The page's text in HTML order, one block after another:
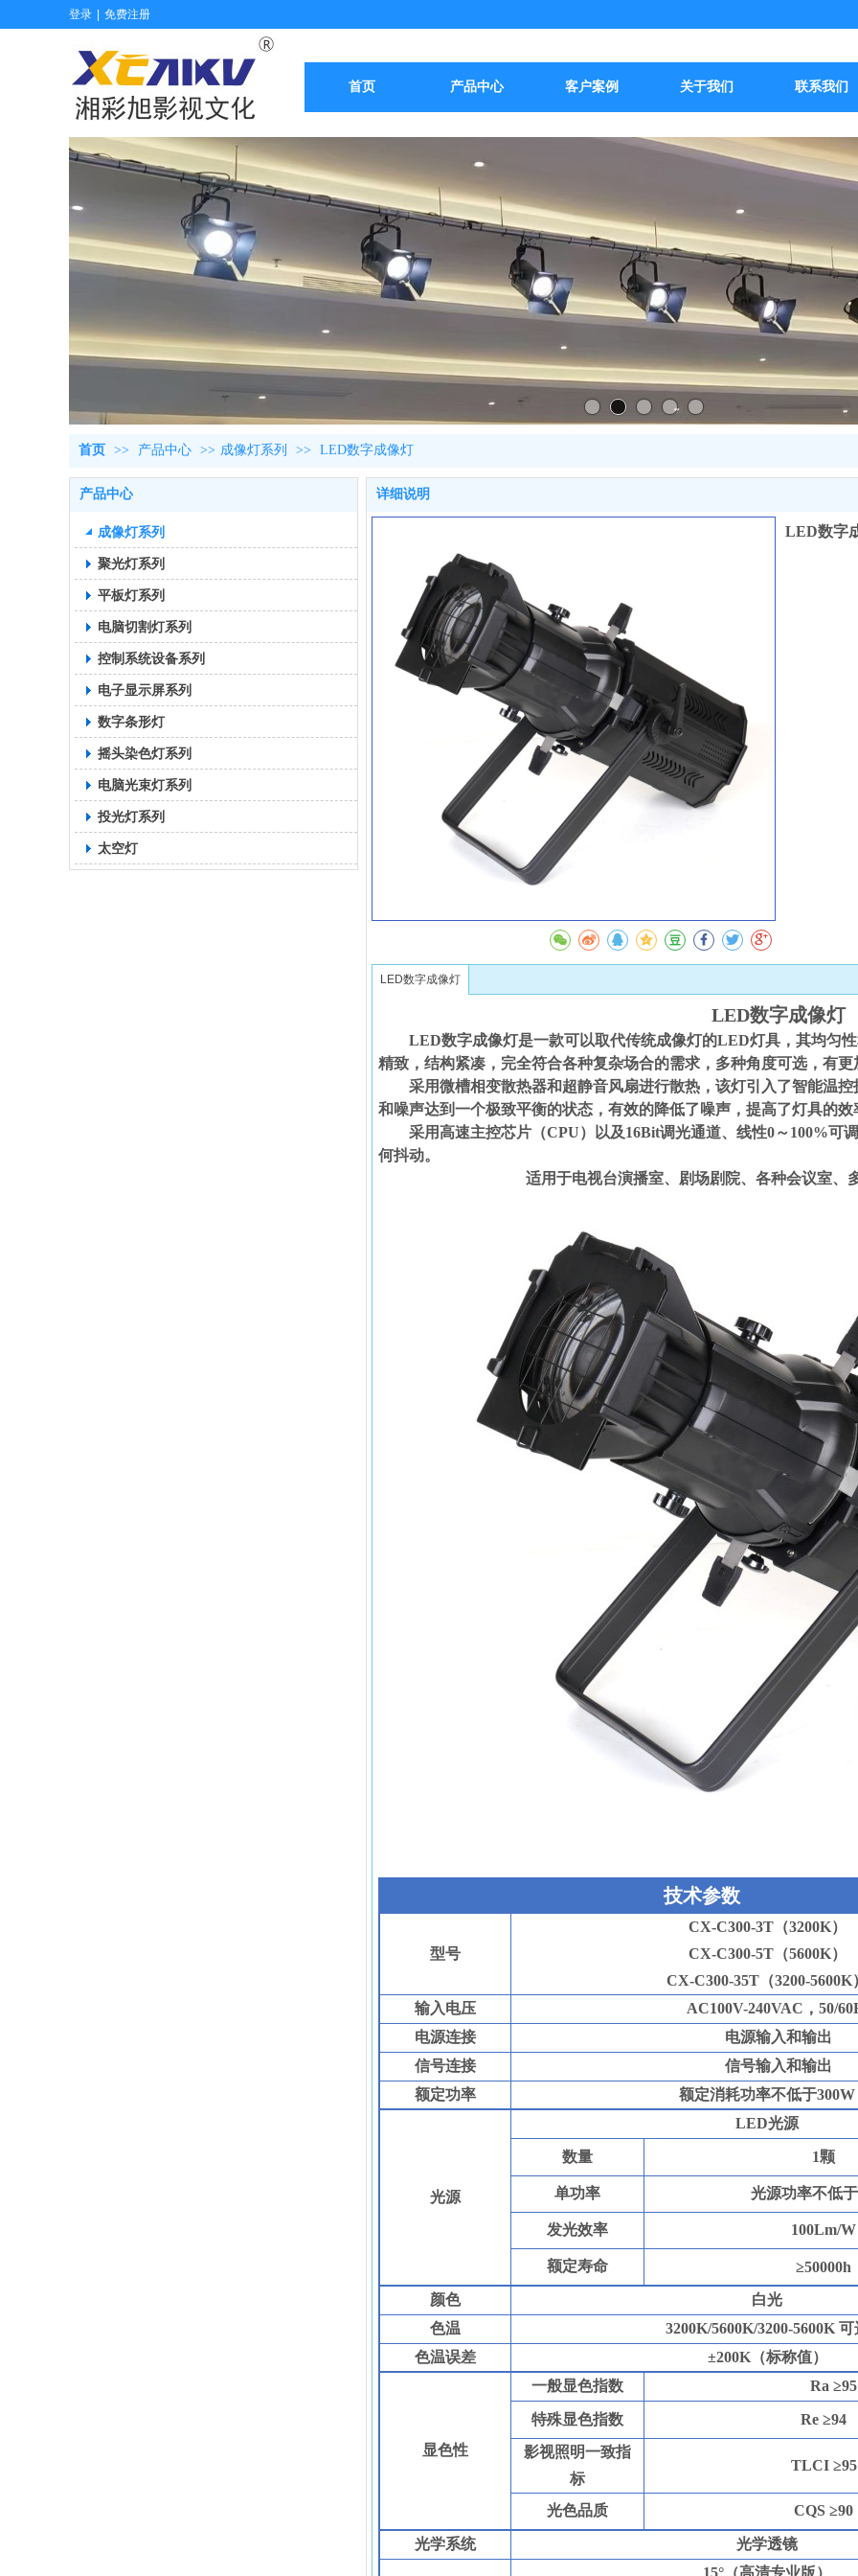
首页 产品中心 客户案例 关于我们 联系我们
登录 免费注册
首页 >> 产品中心 >> 成像灯系列 >> LED数字成像灯
产品中心
成像灯系列
聚光灯系列
平板灯系列
电脑切割灯系列
控制系统设备系列
电子显示屏系列
数字条形灯
摇头染色灯系列
电脑光束灯系列
投光灯系列
太空灯
详细说明
LED数字
LED数字成像灯
LED数字成像灯
LED数字成像灯是一款可以取代传统成像灯的LED灯具，其均匀
精致，结构紧凑，完全符合各种复杂场合的需求，多种角度可选，有
采用微槽相变散热器和超静音风扇进行散热，该灯引入了智能温
和噪声达到一个极致平衡的状态，有效的降低了噪声，提高了灯具的
采用高速主控芯片（CPU）以及16Bit调光通道、线性0～100%可
何抖动。
适用于电视台演播室、剧场剧院、各种会议室、
技术参数
型号
CX-C300-3T（3200K）
CX-C300-5T（5600K）
CX-C300-35T （3200-5600K
输入电压
AC100V-240VAC ， 50/
电源连接
电源输入和输出
信号连接
信号输入和输出
额定功率
额定消耗功率不低于300W
光源
LED光源
数量 1颗
单功率 光源功率不低于
发光效率 100Lm/W
额定寿命 ≥50000h
颜色
白光
色温
3200K/5600K/3200-5600K 可
色温误差
±200K（标称值）
显色性
一般显色指数 Ra ≥95
特殊显色指数 Re ≥94
影视照明一致指
标
TLCI ≥95
光色品质 CQS ≥90
光学系统
光学透镜
15°（高清专业版）